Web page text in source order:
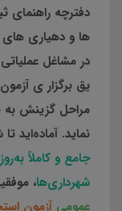
دفترچه راهنمای
ها و دهیاری های
در مشاغل
یق برگزار ی
مراحل گزینش به
نماید. آماده‌اید
جامع و کاملاً
شهرداری‌ها،